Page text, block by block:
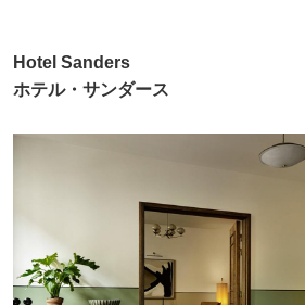
Hotel Sanders
ホテル・サンダース